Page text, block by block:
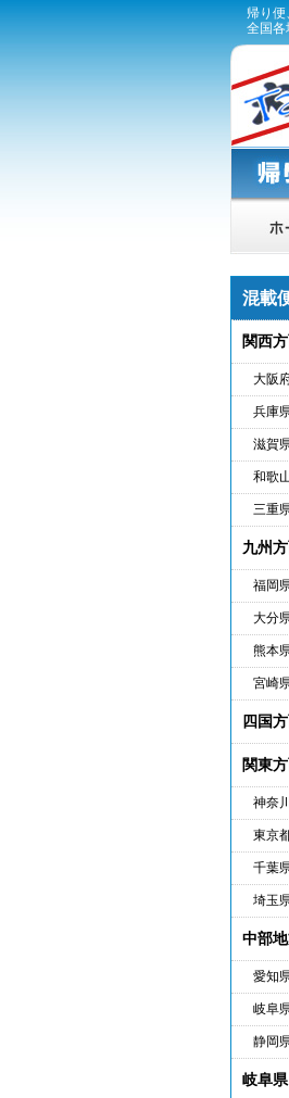
帰り便
全国
混載
関西
大阪
兵庫
滋賀
和歌
三重
九州
福岡
大分
熊本
宮崎
四国
関東
神奈
東京
千葉
埼玉
中部
愛知
岐阜
静岡
岐阜県